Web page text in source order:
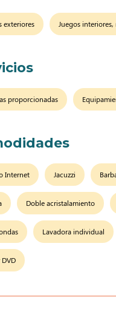
exteriores Juegos
proporcionadas
Internet Jacuzzi
Doble acristalamiento
Lavadora individual